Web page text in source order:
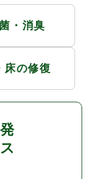
・消臭
床の修復